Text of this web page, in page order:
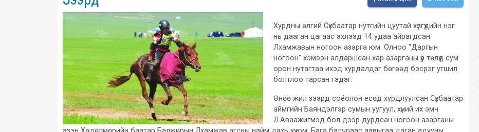
Хурдны өлгий Сүхбаатар нутгийн цуутай хүлгүүдийн нэг
нь дааган цагаас эхлээд 14 удаа айрагдсан
Лхамжавын ногоон азарга юм. Олноо “Даргын
ногоон” хэмээн алдаршсан хар азарганы үр төлүүд сум
орон нутагтаа ихэд хурдалдаг бөгөөд бэсрэг угшил
болтлоо тарсан гэдэг.
Өнөө жил зээрд соёолон есөд хурдлуулсан Сүхбаатар
аймгийн Баяндэлгэр сумын уугуул, хүний их эмч
Л.Аваажигмэд бол дээр дурдсан ногоон азарганы